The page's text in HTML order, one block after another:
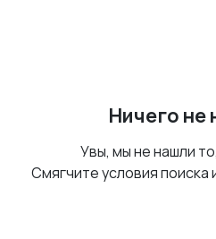
Ничего не
Увы, мы не нашли
Смягчите условия